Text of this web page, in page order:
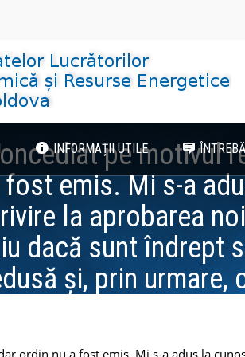
INFORMAȚII UTILEpe motivul
fost emis. Mi s-a
la aprobarea
dacă sunt îndrept
și, prin urmare,
ordin nu a fost emis. Mi s-a adus la